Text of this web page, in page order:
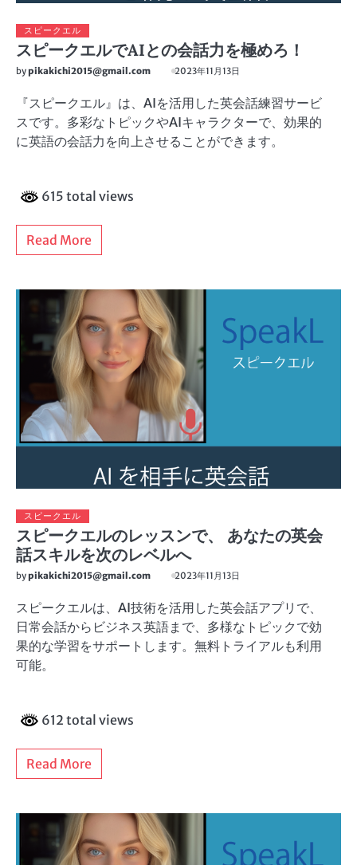
スピークエル
スピークエルでAIとの会話力を極めろ！
bypikakichi2015@gmail.com 2023年11月13日
『スピークエル』は、AIを活用した英会話練習サービ
スです。多彩なトピックやAIキャラクターで、効果的
に英語の会話力を向上させることができます。
615 total views
Read More
スピークエル
スピークエルのレッスンで、 あなたの英会
話スキルを次のレベルへ
bypikakichi2015@gmail.com 2023年11月13日
スピークエルは、AI技術を活用した英会話アプリで、
日常会話からビジネス英語まで、多様なトピックで効
果的な学習をサポートします。無料トライアルも利用
可能。
612 total views
Read More